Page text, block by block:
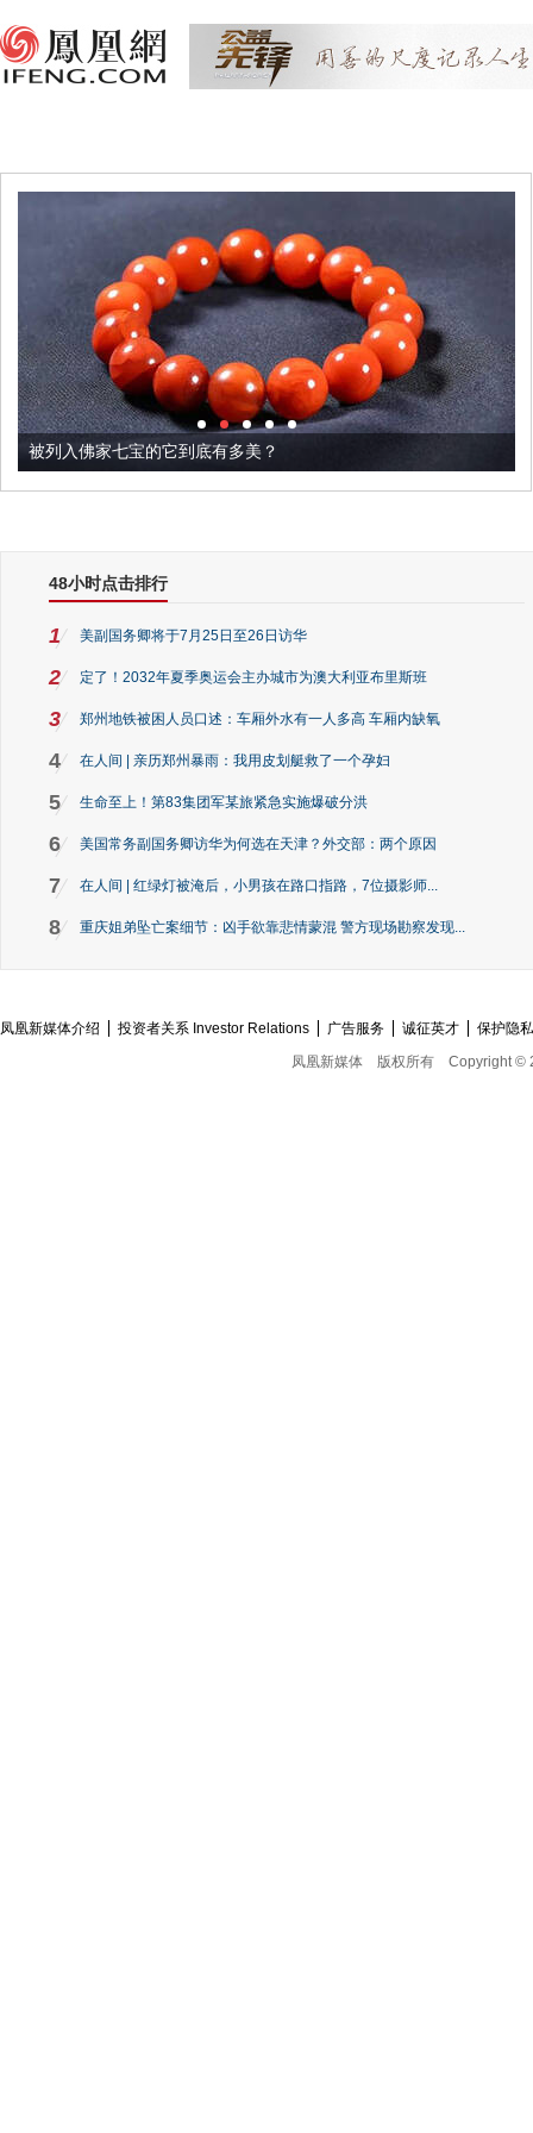
被列入佛家七宝的它到底有多美？
48小时点击排行
1 美副国务卿将于7月25日至26日访华
2 定了！2032年夏季奥运会主办城市为澳大利亚布里斯班
3 郑州地铁被困人员口述：车厢外水有一人多高 车厢内缺氧
4 在人间 | 亲历郑州暴雨：我用皮划艇救了一个孕妇
5 生命至上！第83集团军某旅紧急实施爆破分洪
6 美国常务副国务卿访华为何选在天津？外交部：两个原因
7 在人间 | 红绿灯被淹后，小男孩在路口指路，7位摄影师...
8 重庆姐弟坠亡案细节：凶手欲靠悲情蒙混 警方现场勘察发现...
凤凰新媒体介绍 投资者关系 Investor Relations 广告服务 诚征英才
保护隐
凤凰新媒体
版权所有 Copyright ©